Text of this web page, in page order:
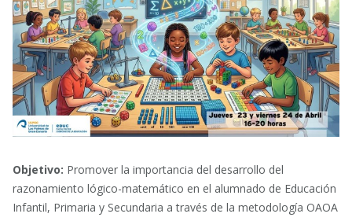
Objetivo: Promover la importancia del desarrollo del
razonamiento lógico-matemático en el alumnado de Educación
Infantil, Primaria y Secundaria a través de la metodología OAOA